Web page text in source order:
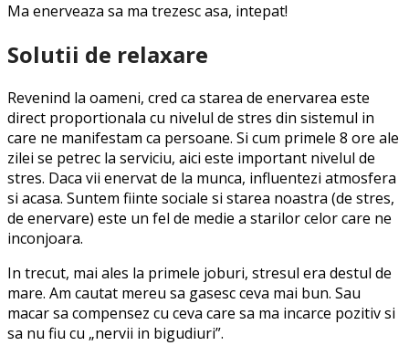
Ma enerveaza sa ma trezesc asa, intepat!
Solutii de relaxare
Revenind la oameni, cred ca starea de enervarea este
direct proportionala cu nivelul de stres din sistemul in
care ne manifestam ca persoane. Si cum primele 8 ore ale
zilei se petrec la serviciu, aici este important nivelul de
stres. Daca vii enervat de la munca, influentezi atmosfera
si acasa. Suntem fiinte sociale si starea noastra (de stres,
de enervare) este un fel de medie a starilor celor care ne
inconjoara.
In trecut, mai ales la primele joburi, stresul era destul de
mare. Am cautat mereu sa gasesc ceva mai bun. Sau
macar sa compensez cu ceva care sa ma incarce pozitiv si
sa nu fiu cu „nervii in bigudiuri”.